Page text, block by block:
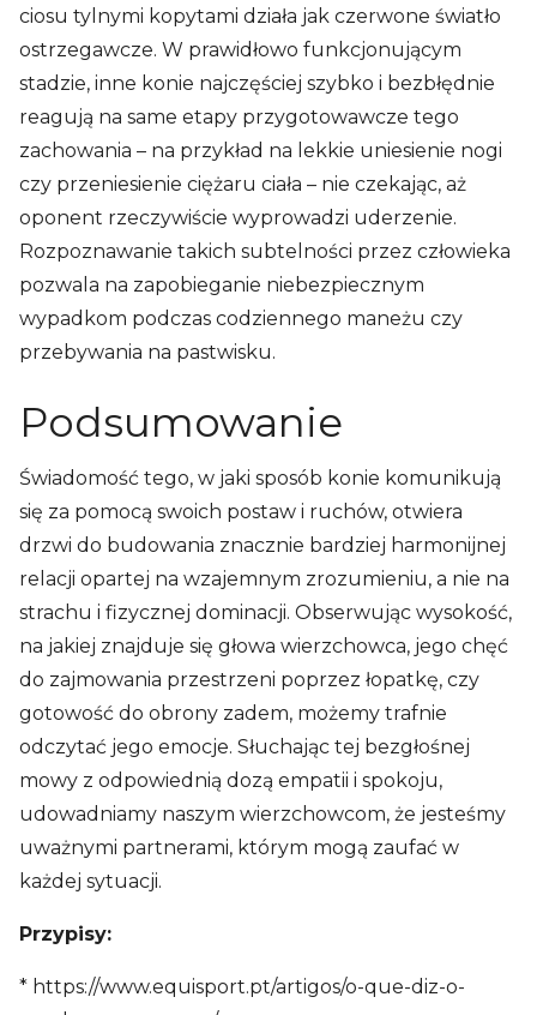
ciosu tylnymi kopytami działa jak czerwone światło
ostrzegawcze. W prawidłowo funkcjonującym
stadzie, inne konie najczęściej szybko i bezbłędnie
reagują na same etapy przygotowawcze tego
zachowania – na przykład na lekkie uniesienie nogi
czy przeniesienie ciężaru ciała – nie czekając, aż
oponent rzeczywiście wyprowadzi uderzenie.
Rozpoznawanie takich subtelności przez człowieka
pozwala na zapobieganie niebezpiecznym
wypadkom podczas codziennego maneżu czy
przebywania na pastwisku.
Podsumowanie
Świadomość tego, w jaki sposób konie komunikują
się za pomocą swoich postaw i ruchów, otwiera
drzwi do budowania znacznie bardziej harmonijnej
relacji opartej na wzajemnym zrozumieniu, a nie na
strachu i fizycznej dominacji. Obserwując wysokość,
na jakiej znajduje się głowa wierzchowca, jego chęć
do zajmowania przestrzeni poprzez łopatkę, czy
gotowość do obrony zadem, możemy trafnie
odczytać jego emocje. Słuchając tej bezgłośnej
mowy z odpowiednią dozą empatii i spokoju,
udowadniamy naszym wierzchowcom, że jesteśmy
uważnymi partnerami, którym mogą zaufać w
każdej sytuacji.
Przypisy:
* https://www.equisport.pt/artigos/o-que-diz-o-